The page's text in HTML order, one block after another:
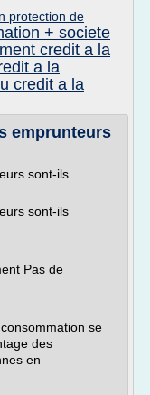
protection de
+ societe
credit a la
a la
credit a la
emprunteurs
sont-ils
sont-ils
Pas de
se
des
en